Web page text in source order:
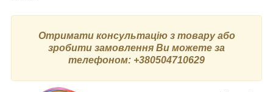
Отримати консультацію з товару або
зробити замовлення Ви можете за
телефоном: +380504710629